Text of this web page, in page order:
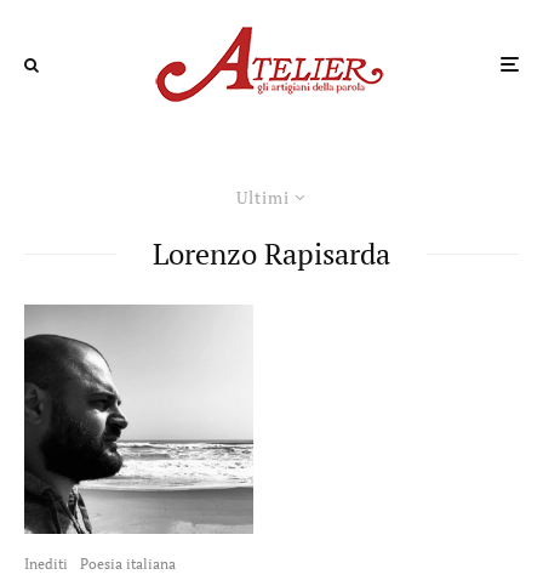
Ultimi
Lorenzo Rapisarda
Inediti Poesia italiana